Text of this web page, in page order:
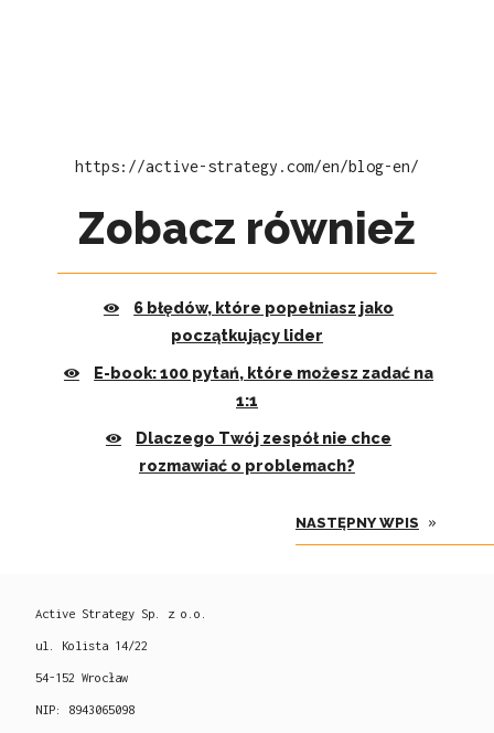
https://active-strategy.com/en/blog-en/
Zobacz również
6 błędów, które popełniasz jako
początkujący lider
E-book: 100 pytań, które możesz zadać na
1:1
Dlaczego Twój zespół nie chce
rozmawiać o problemach?
NASTĘPNY WPIS »
Active Strategy Sp. z o.o.
ul. Kolista 14/22
54-152 Wrocław
NIP: 8943065098